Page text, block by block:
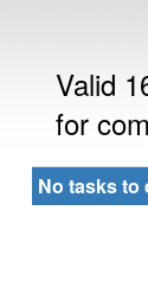
Valid
for
No tasks to